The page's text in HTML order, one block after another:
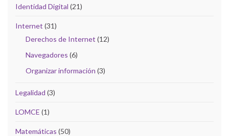
Identidad Digital (21)
Internet (31)
Derechos de Internet (12)
Navegadores (6)
Organizar información (3)
Legalidad (3)
LOMCE (1)
Matemáticas (50)